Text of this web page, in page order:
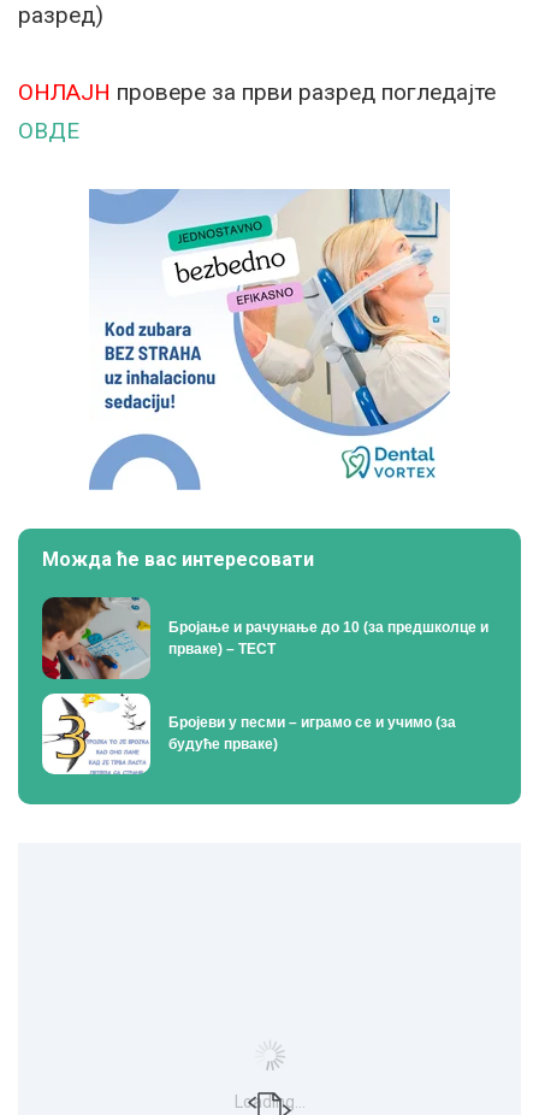
разред)
ОНЛАЈН провере за први разред погледајте
ОВДЕ
Можда ће вас интересовати
Бројање и рачунање до 10 (за предшколце и
прваке) – ТЕСТ
Бројеви у песми – играмо се и учимо (за
будуће прваке)
Loading...